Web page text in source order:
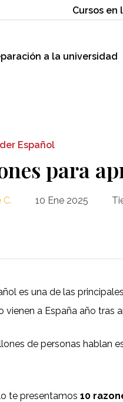
Cursos en
a la universidad
Español
para
C. 10 Ene 2025
es una de las
vienen a España año tras
de personas hablan
te presentamos10